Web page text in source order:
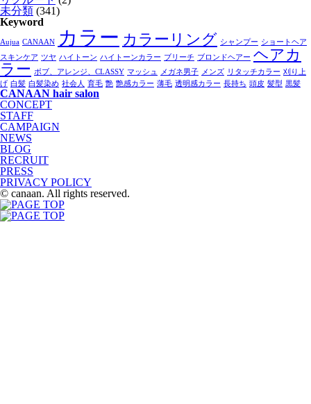
未分類 (341)
Keyword
Aujua CANAAN カラー カラーリング シャンプー ショートヘア
スキンケア ツヤ ハイトーン ハイトーンカラー ブリーチ ブロンドヘアー ヘアカ
ラー ボブ、アレンジ、CLASSY マッシュ メガネ男子 メンズ リタッチカラー 刈り上
げ 白髪 白髪染め 社会人 育毛 艶 艶感カラー 薄毛 透明感カラー 長持ち 頭皮 髪型 黒髪
CANAAN hair salon
CONCEPT
STAFF
CAMPAIGN
NEWS
BLOG
RECRUIT
PRESS
PRIVACY POLICY
© canaan. All rights reserved.